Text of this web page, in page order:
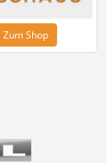
Zum Shop